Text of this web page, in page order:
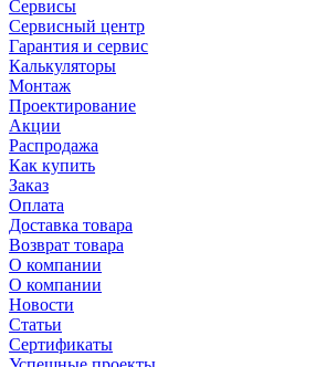
Сервисы
Сервисный центр
Гарантия и сервис
Калькуляторы
Монтаж
Проектирование
Акции
Распродажа
Как купить
Заказ
Оплата
Доставка товара
Возврат товара
О компании
О компании
Новости
Статьи
Сертификаты